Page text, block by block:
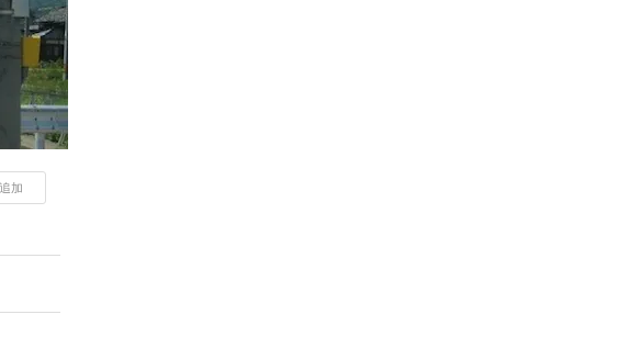
加